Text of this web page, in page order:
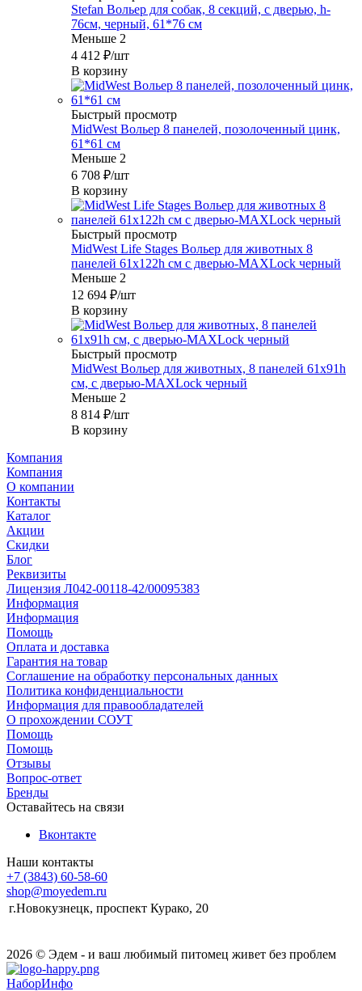
Stefan Вольер для собак, 8 секций, с дверью, h-
76см, черный, 61*76 см
Меньше 2
4 412 ₽/шт
В корзину
Быстрый просмотр
MidWest Вольер 8 панелей, позолоченный цинк,
61*61 см
Меньше 2
6 708 ₽/шт
В корзину
Быстрый просмотр
MidWest Life Stages Вольер для животных 8
панелей 61х122h см с дверью-MAXLock черный
Меньше 2
12 694 ₽/шт
В корзину
Быстрый просмотр
MidWest Вольер для животных, 8 панелей 61х91h
см, с дверью-MAXLock черный
Меньше 2
8 814 ₽/шт
В корзину
Компания
Компания
О компании
Контакты
Каталог
Акции
Скидки
Блог
Реквизиты
Лицензия Л042-00118-42/00095383
Информация
Информация
Помощь
Оплата и доставка
Гарантия на товар
Соглашение на обработку персональных данных
Политика конфиденциальности
Информация для правообладателей
О прохождении СОУТ
Помощь
Помощь
Отзывы
Вопрос-ответ
Бренды
Оставайтесь на связи
Вконтакте
Наши контакты
+7 (3843) 60-58-60
shop@moyedem.ru
г.Новокузнецк, проспект Курако, 20
2026 © Эдем - и ваш любимый питомец живет без проблем
НаборИнфо